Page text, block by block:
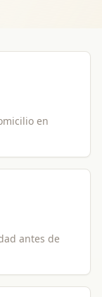
en
antes de